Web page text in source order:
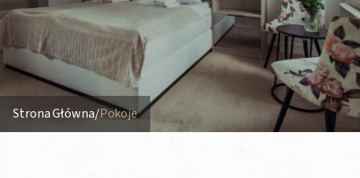
Strona Główna/Pokoje